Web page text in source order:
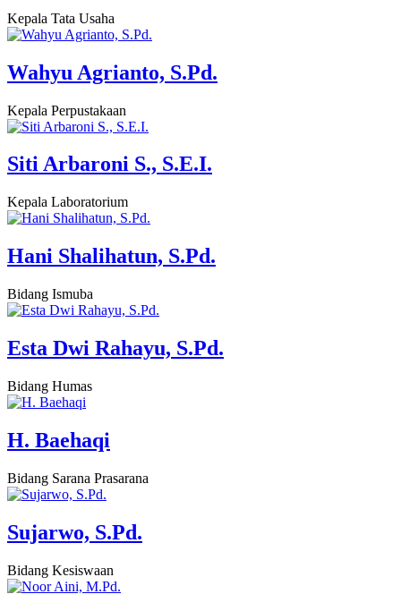
Kepala Tata Usaha
Wahyu Agrianto, S.Pd.
Kepala Perpustakaan
Siti Arbaroni S., S.E.I.
Kepala Laboratorium
Hani Shalihatun, S.Pd.
Bidang Ismuba
Esta Dwi Rahayu, S.Pd.
Bidang Humas
H. Baehaqi
Bidang Sarana Prasarana
Sujarwo, S.Pd.
Bidang Kesiswaan